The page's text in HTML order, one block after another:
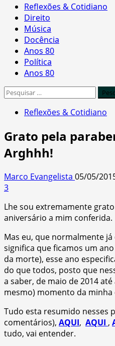
Primary
Menu
Reflexões & Cotidiano
Direito
Música
Docência
Anos 80
Política
Anos 80
Pesquisar
Reflexões & Cotidiano
Grato pela
Arghhh!
Marco Evangelista 05/05/
3
Lhe sou extremamente
aniversário a mim conferida.
Mas eu, que normalmente
significa que ficamos um
da morte), esse ano
do que todos, posto que
a saber, de maio de 2014 até
mesmo) momento da minha
Tudo esta resumido nesses
comentários), AQUI, AQUI ,
tudo, vai entender.